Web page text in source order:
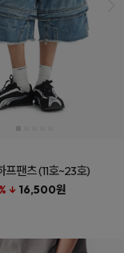
프팬츠(11호~23호)
↓ 16,500원